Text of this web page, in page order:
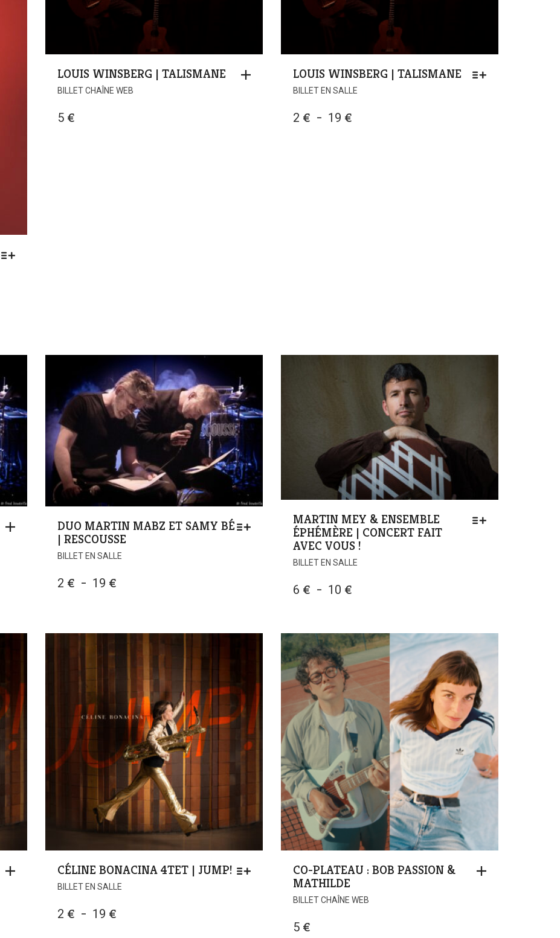
LOUIS WINSBERG | TALISMANE
BILLET CHAÎNE WEB
5 €
LOUIS WINSBERG | TALISMANE
BILLET EN SALLE
2 € – 19 €
DUO MARTIN MABZ ET SAMY BÉ
| RESCOUSSE
BILLET EN SALLE
2 € – 19 €
2 €
MARTIN MEY & ENSEMBLE
ÉPHÉMÈRE | CONCERT FAIT
AVEC VOUS !
BILLET EN SALLE
6 € – 10 €
6 €
À
10 €
CÉLINE BONACINA 4TET | JUMP!
BILLET EN SALLE
2 € – 19 €
CO-PLATEAU : BOB PASSION &
MATHILDE
BILLET CHAÎNE WEB
5 €